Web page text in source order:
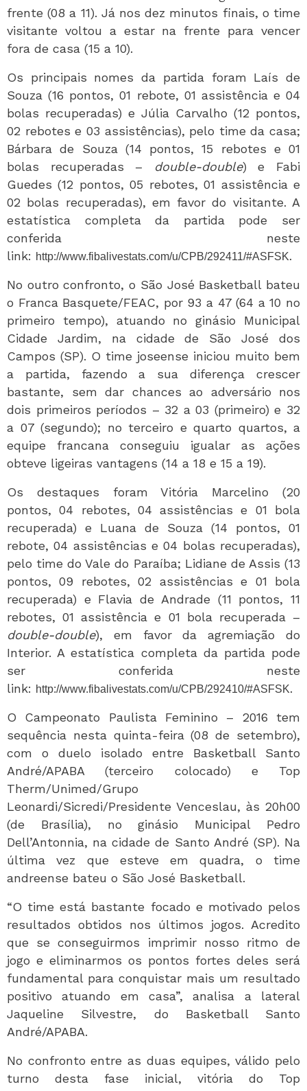
frente (08 a 11). Já nos dez minutos finais, o time
visitante voltou a estar na frente para vencer
fora de casa (15 a 10).
Os principais nomes da partida foram Laís de
Souza (16 pontos, 01 rebote, 01 assistência e 04
bolas recuperadas) e Júlia Carvalho (12 pontos,
02 rebotes e 03 assistências), pelo time da casa;
Bárbara de Souza (14 pontos, 15 rebotes e 01
bolas recuperadas –
double-double) e Fabi
Guedes (12 pontos, 05 rebotes, 01 assistência e
02 bolas recuperadas), em favor do visitante. A
estatística completa da partida pode ser
conferida neste
link: http://www.fibalivestats.com/u/CPB/292411/#ASFSK.
No outro confronto, o São José Basketball bateu
o Franca Basquete/FEAC, por 93 a 47 (64 a 10 no
primeiro tempo), atuando no ginásio Municipal
Cidade Jardim, na cidade de São José dos
Campos (SP). O time joseense iniciou muito bem
a partida, fazendo a sua diferença crescer
bastante, sem dar chances ao adversário nos
dois primeiros períodos – 32 a 03 (primeiro) e 32
a 07 (segundo); no terceiro e quarto quartos, a
equipe francana conseguiu igualar as ações
obteve ligeiras vantagens (14 a 18 e 15 a 19).
Os destaques foram Vitória Marcelino (20
pontos, 04 rebotes, 04 assistências e 01 bola
recuperada) e Luana de Souza (14 pontos, 01
rebote, 04 assistências e 04 bolas recuperadas),
pelo time do Vale do Paraíba; Lidiane de Assis (13
pontos, 09 rebotes, 02 assistências e 01 bola
recuperada) e Flavia de Andrade (11 pontos, 11
rebotes, 01 assistência e 01 bola recuperada –
double-double), em favor da agremiação do
Interior. A estatística completa da partida pode
ser conferida neste
link: http://www.fibalivestats.com/u/CPB/292410/#ASFSK.
O Campeonato Paulista Feminino – 2016 tem
sequência nesta quinta-feira (08 de setembro),
com o duelo isolado entre Basketball Santo
André/APABA (terceiro colocado) e Top
Therm/Unimed/Grupo
Leonardi/Sicredi/Presidente Venceslau, às 20h00
(de Brasília), no ginásio Municipal Pedro
Dell’Antonnia, na cidade de Santo André (SP). Na
última vez que esteve em quadra, o time
andreense bateu o São José Basketball.
“O time está bastante focado e motivado pelos
resultados obtidos nos últimos jogos. Acredito
que se conseguirmos imprimir nosso ritmo de
jogo e eliminarmos os pontos fortes deles será
fundamental para conquistar mais um resultado
positivo atuando em casa”, analisa a lateral
Jaqueline Silvestre, do Basketball Santo
André/APABA.
No confronto entre as duas equipes, válido pelo
turno desta fase inicial, vitória do Top